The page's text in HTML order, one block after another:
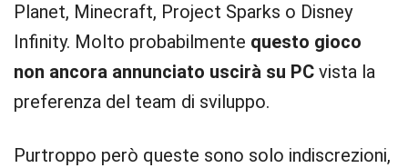
Planet, Minecraft, Project Sparks o Disney
Infinity. Molto probabilmente questo gioco
non ancora annunciato uscirà su PC vista la
preferenza del team di sviluppo.
Purtroppo però queste sono solo indiscrezioni,